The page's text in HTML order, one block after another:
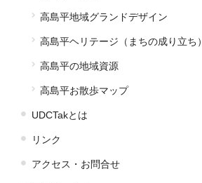
高島平地域グランドデザイン
高島平ヘリテージ（まちの成り立ち）
高島平の地域資源
高島平お散歩マップ
UDCTakとは
リンク
アクセス・お問合せ